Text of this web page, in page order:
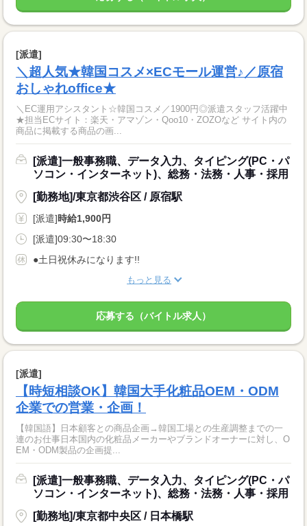
[派遣]
＼超人気★韓国コスメ×ECモール運営♪／原宿
おしゃれoffice★
＼EC運用アシスタント☆韓国コスメ／1900円◎派遣スタッフ活躍中
★担当ECサイト：楽天・アマゾン・Qoo10・ZOZOなど サイト内の
商品に掲載する商品の画...
[派遣]一般事務職、データ入力、タイピング(PC・パ
ソコン・インターネット)、総務・法務・人事・採用
[勤務地]/東京都渋谷区 / 原宿駅
[派遣]時給1,900円
[派遣]09:30〜18:30
●土日祝休みになります!!
もっと見る
応募する（バイトル求人）
[派遣]
【時短相談OK】韓国大手化粧品OEM・ODM
企業での営業・企画！
【韓国語】日本顧客との商品企画→韓国工場との生産調整までの一
連のお仕事日本国内の化粧品メーカーやブランドオーナーに対し、O
EM・ODM製品の企画提...
[派遣]一般事務職、データ入力、タイピング(PC・パ
ソコン・インターネット)、総務・法務・人事・採用
[勤務地]/東京都中央区 / 日本橋駅